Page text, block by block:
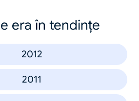
era în tendințe
2012
2011